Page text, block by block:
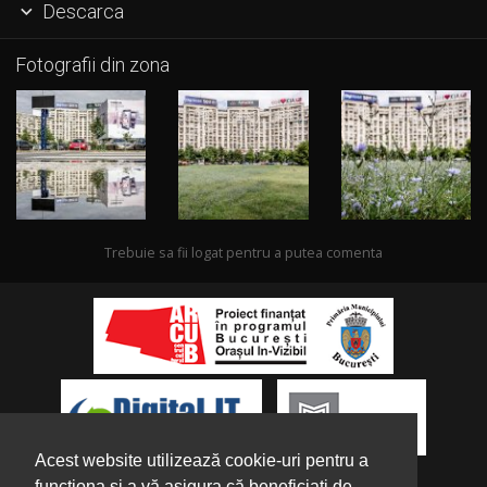
Acest website utilizează cookie-uri pentru a
 Descarca
Fotografii din zona
Trebuie sa fii logat pentru a putea comenta